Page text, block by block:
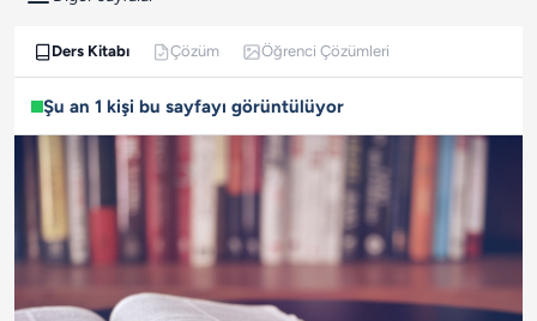
Ders Kitabı Çözüm Öğrenci Çözümleri
Şu an 1 kişi bu sayfayı görüntülüyor